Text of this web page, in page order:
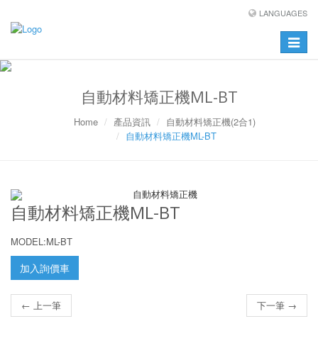
LANGUAGES
Toggle
自動材料矯正機ML-BT
Home 產品資訊
自動材料矯正機(2合1)
自動材料矯正機ML-BT
自動材料矯正機ML-BT
MODEL:ML-BT
加入詢價車
← 上一筆 下一筆 →